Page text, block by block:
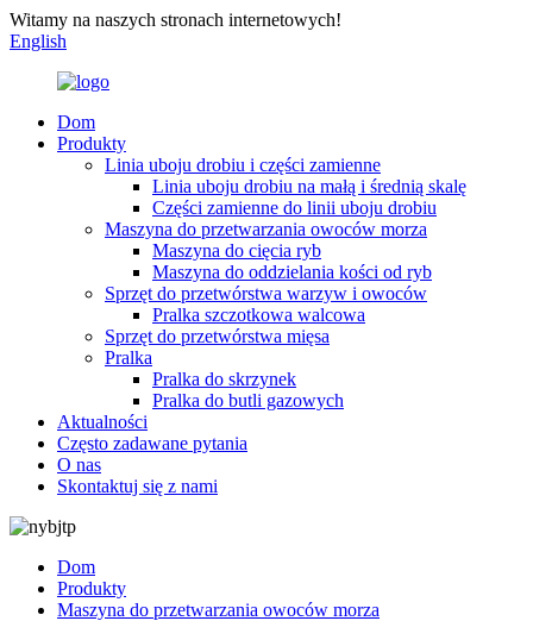
Witamy na naszych stronach internetowych!
English
Dom
Produkty
Linia uboju drobiu i części zamienne
Linia uboju drobiu na małą i średnią skalę
Części zamienne do linii uboju drobiu
Maszyna do przetwarzania owoców morza
Maszyna do cięcia ryb
Maszyna do oddzielania kości od ryb
Sprzęt do przetwórstwa warzyw i owoców
Pralka szczotkowa walcowa
Sprzęt do przetwórstwa mięsa
Pralka
Pralka do skrzynek
Pralka do butli gazowych
Aktualności
Często zadawane pytania
O nas
Skontaktuj się z nami
Dom
Produkty
Maszyna do przetwarzania owoców morza